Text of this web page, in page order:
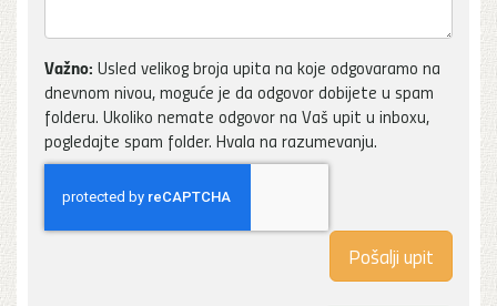
Važno: Usled velikog broja upita na koje odgovaramo na
dnevnom nivou, moguće je da odgovor dobijete u spam
folderu. Ukoliko nemate odgovor na Vaš upit u inboxu,
pogledajte spam folder. Hvala na razumevanju.